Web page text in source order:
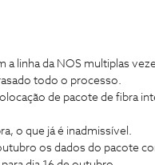
linha da NOS multiplas
todo o processo.
de pacote de fibra
o que já é inadmissível.
os dados do pacote